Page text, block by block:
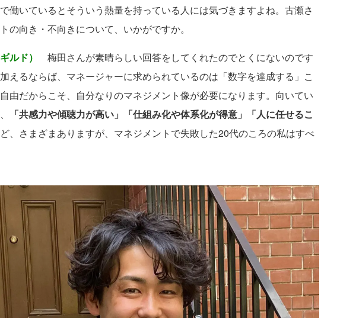
働いているとそういう熱量を持っている人には気づきますよね。古瀬さ
の向き・不向きについて、いかがですか。
ルド）
梅田さんが素晴らしい回答をしてくれたのでとくにないのです
えるならば、マネージャーに求められているのは「数字を達成する」こ
由だからこそ、自分なりのマネジメント像が必要になります。向いてい
「共感力や傾聴力が高い」「仕組み化や体系化が得意」「人に任せるこ
ど、さまざまありますが、マネジメントで失敗した20代のころの私はすべ